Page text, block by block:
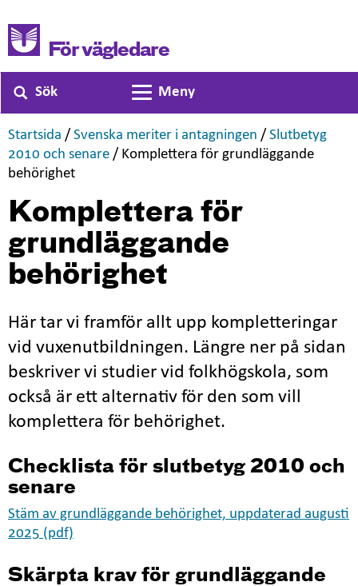
För vägledare
Sök
Växla navigering
Meny
Startsida ,
/ Svenska meriter i antagningen ,
/ Slutbetyg
2010 och senare ,
/ Komplettera för grundläggande
behörighet,
Komplettera för
grundläggande
behörighet
Här tar vi framför allt upp kompletteringar
vid vuxenutbildningen. Längre ner på sidan
beskriver vi studier vid folkhögskola, som
också är ett alternativ för den som vill
komplettera för behörighet.
Checklista för slutbetyg 2010 och
senare
Stäm av grundläggande behörighet, uppdaterad augusti
2025 (pdf)
Skärpta krav för grundläggande